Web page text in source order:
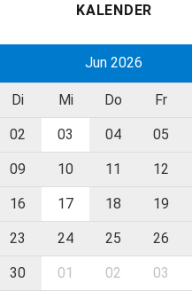
KALENDER
Jun 2026
Di Mi Do Fr
02 03 04 05
09 10 11 12
16 17 18 19
23 24 25 26
30 01 02 03